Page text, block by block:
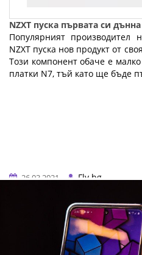
NZXT пуска първата си
Популярният производител
NZXT пуска нов продукт от
Този компонент обаче е
платки N7, тъй като ще бъде
26.03.2021
Fly.bg